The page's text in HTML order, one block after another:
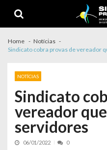
Home
Notícias
Sindicato cobra provas de vereador
NOTÍCIAS
Sindicato
vereador
servidores
06/01/2022 0